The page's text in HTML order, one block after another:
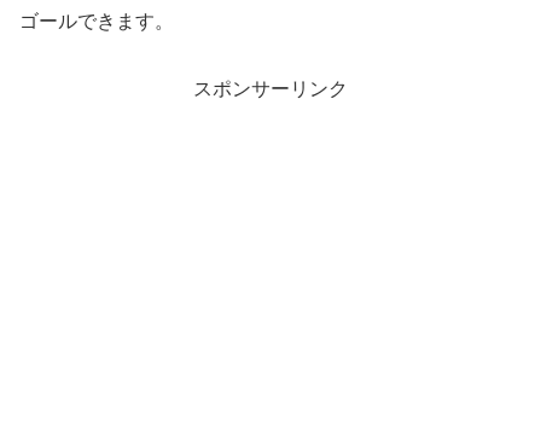
ゴールできます。
スポンサーリンク